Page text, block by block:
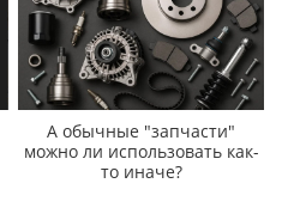
А обычные "запчасти"
можно ли использовать как-
то иначе?